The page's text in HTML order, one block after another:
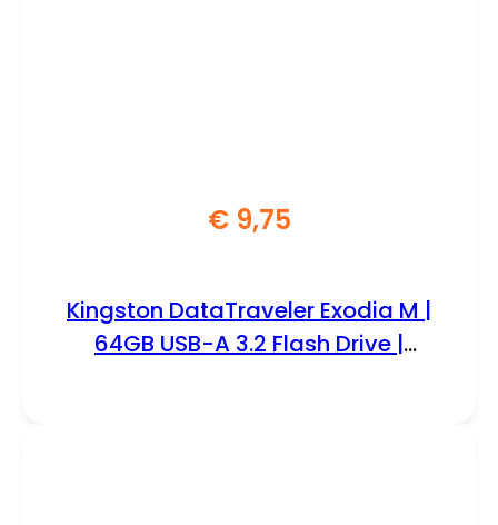
€9,75
Kingston DataTraveler Exodia M |
64GB USB-A 3.2 Flash Drive |